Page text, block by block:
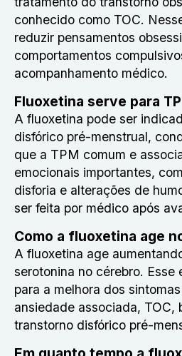
conhecido como TOC.
reduzir pensamentos
comportamentos
acompanhamento médico.
Fluoxetina serve para
A fluoxetina pode ser
disfórico pré-menstrual,
que a TPM comum e
emocionais importantes,
disforia e alterações de
ser feita por médico após
Como a fluoxetina age
A fluoxetina age
serotonina no cérebro. Esse
para a melhora dos
ansiedade associada, TOC,
transtorno disfórico pré-